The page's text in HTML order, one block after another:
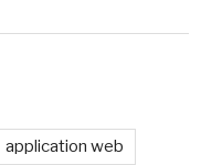
application web